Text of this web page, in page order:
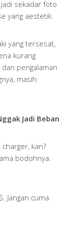
sekadar foto
yang aestetik.
yang tersesat,
kurang
pengalaman
masih
Jadi Beban
kan?
bodohnya.
Jangan cuma